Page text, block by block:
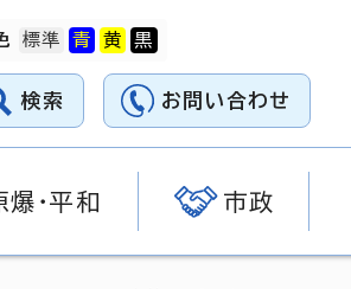
検索 お問い合わせ
爆・平和 市政